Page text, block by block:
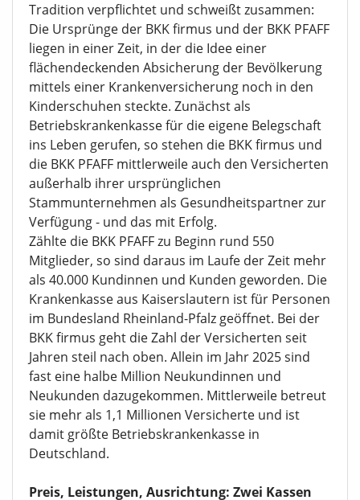
Tradition verpflichtet und schweißt zusammen:
Die Ursprünge der BKK firmus und der BKK PFAFF
liegen in einer Zeit, in der die Idee einer
flächendeckenden Absicherung der Bevölkerung
mittels einer Krankenversicherung noch in den
Kinderschuhen steckte. Zunächst als
Betriebskrankenkasse für die eigene Belegschaft
ins Leben gerufen, so stehen die BKK firmus und
die BKK PFAFF mittlerweile auch den Versicherten
außerhalb ihrer ursprünglichen
Stammunternehmen als Gesundheitspartner zur
Verfügung - und das mit Erfolg.
Zählte die BKK PFAFF zu Beginn rund 550
Mitglieder, so sind daraus im Laufe der Zeit mehr
als 40.000 Kundinnen und Kunden geworden. Die
Krankenkasse aus Kaiserslautern ist für Personen
im Bundesland Rheinland-Pfalz geöffnet. Bei der
BKK firmus geht die Zahl der Versicherten seit
Jahren steil nach oben. Allein im Jahr 2025 sind
fast eine halbe Million Neukundinnen und
Neukunden dazugekommen. Mittlerweile betreut
sie mehr als 1,1 Millionen Versicherte und ist
damit größte Betriebskrankenkasse in
Deutschland.
Preis, Leistungen, Ausrichtung: Zwei Kassen